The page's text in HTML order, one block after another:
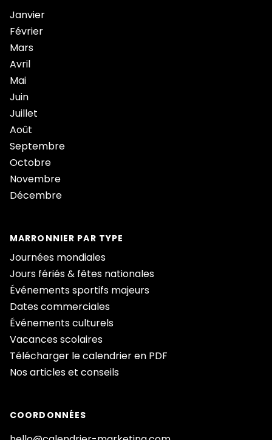
Janvier
Février
Mars
Avril
Mai
Juin
Juillet
Août
Septembre
Octobre
Novembre
Décembre
MARRONNIER PAR TYPE
Journées mondiales
Jours fériés & fêtes nationales
Événements sportifs majeurs
Dates commerciales
Événements culturels
Vacances scolaires
Télécharger le calendrier en PDF
Nos articles et conseils
COORDONNÉES